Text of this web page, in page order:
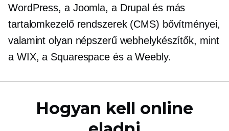
WordPress, a Joomla, a Drupal és más
tartalomkezelő rendszerek (CMS) bővítményei,
valamint olyan népszerű webhelykészítők, mint
a WIX, a Squarespace és a Weebly.
Hogyan kell online